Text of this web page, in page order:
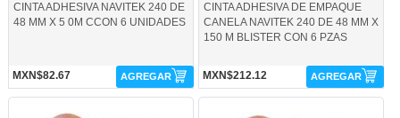
CINTA ADHESIVA NAVITEK 240 DE
48 MM X 5 0M CCON 6 UNIDADES
MXN$82.67 AGREGAR
CINTA ADHESIVA DE EMPAQUE
CANELA NAVITEK 240 DE 48 MM X
150 M BLISTER CON 6 PZAS
MXN$212.12 AGREGAR